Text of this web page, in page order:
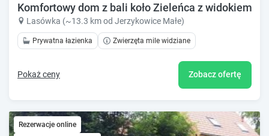
Komfortowy dom z bali koło Zieleńca z widokiem na
Lasówka (~13.3 km od Jerzykowice Małe)
Prywatna łazienka Zwierzęta mile widziane
Pokaż ceny Zobacz ofertę
Rezerwacje online